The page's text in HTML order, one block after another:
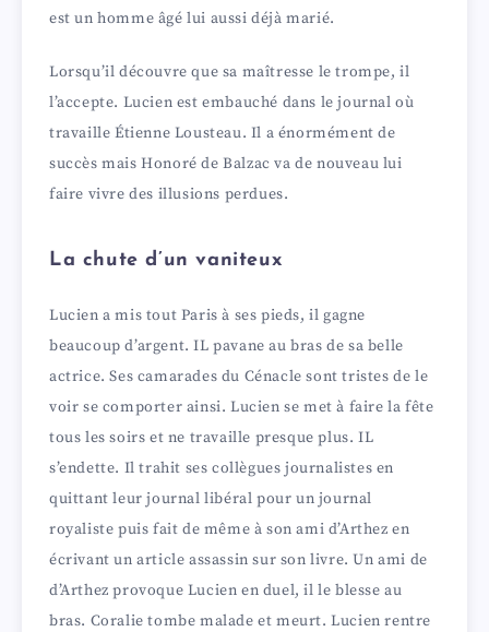
est un homme âgé lui aussi déjà marié.
Lorsqu’il découvre que sa maîtresse le trompe, il
l’accepte. Lucien est embauché dans le journal où
travaille Étienne Lousteau. Il a énormément de
succès mais Honoré de Balzac va de nouveau lui
faire vivre des illusions perdues.
La chute d’un vaniteux
Lucien a mis tout Paris à ses pieds, il gagne
beaucoup d’argent. IL pavane au bras de sa belle
actrice. Ses camarades du Cénacle sont tristes de le
voir se comporter ainsi. Lucien se met à faire la fête
tous les soirs et ne travaille presque plus. IL
s’endette. Il trahit ses collègues journalistes en
quittant leur journal libéral pour un journal
royaliste puis fait de même à son ami d’Arthez en
écrivant un article assassin sur son livre. Un ami de
d’Arthez provoque Lucien en duel, il le blesse au
bras. Coralie tombe malade et meurt. Lucien rentre